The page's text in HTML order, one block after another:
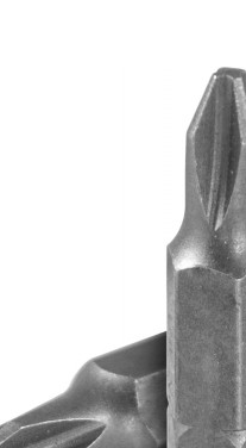
Уцененный товар
Гарантия и сервис